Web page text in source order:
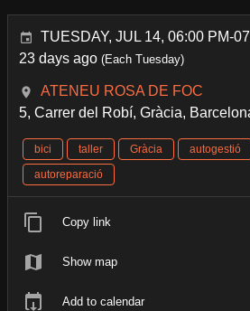
TUESDAY, JUL 14, 06:00 PM-
23 days ago (Each Tuesday)
ATENEU ROSA DE FOC
5, Carrer del Robí, Gràcia,
bici taller Gràcia autogestió
autoreparació
Copy link
Show map
Add to calendar